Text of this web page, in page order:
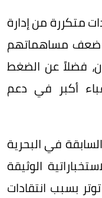
متكررة من إدارة
ضعف مساهماتهم
فضلاً عن الضغط
أكبر في دعم
في البحرية
الوثيقة
بسبب انتقادات